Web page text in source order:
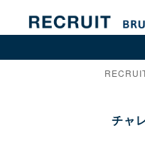
RECRUIT TOP
チャ